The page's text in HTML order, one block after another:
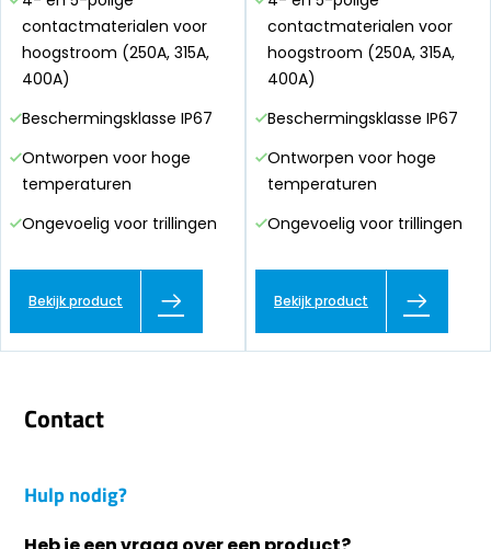
contactmaterialen voor
hoogstroom (250A, 315A,
400A)
Beschermingsklasse IP67
Ontworpen voor hoge
temperaturen
Ongevoelig voor trillingen
Bekijk product
contactmaterialen voor
hoogstroom (250A, 315A,
400A)
Beschermingsklasse IP67
Ontworpen voor hoge
temperaturen
Ongevoelig voor trillingen
Bekijk product
Contact
Hulp nodig?